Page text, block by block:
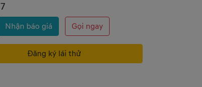
7
Nhận báo giá Gọi ngay
Đăng ký lái thử